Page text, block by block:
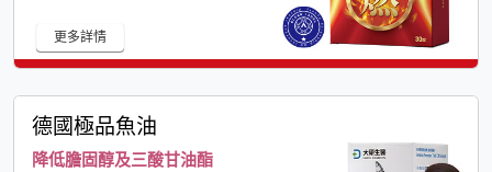
更多詳情
德國極品魚油
降低膽固醇及三酸甘油酯